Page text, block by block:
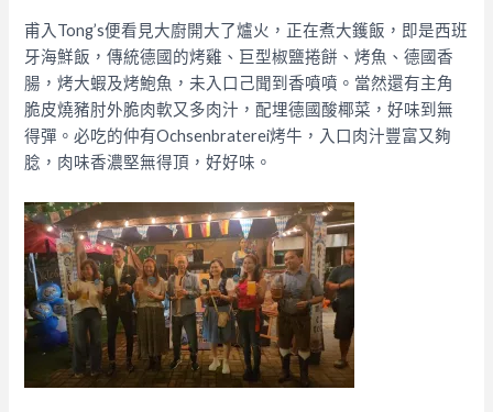
甫入Tong’s便看見大廚開大了爐火，正在煮大鑊飯，即是西班
牙海鮮飯，傳統德國的烤雞、巨型椒鹽捲餅、烤魚、德國香
腸，烤大蝦及烤鮑魚，未入口己聞到香噴噴。當然還有主角
脆皮燒豬肘外脆肉軟又多肉汁，配埋德國酸椰菜，好味到無
得彈。必吃的仲有Ochsenbraterei烤牛，入口肉汁豐富又夠
腍，肉味香濃堅無得頂，好好味。